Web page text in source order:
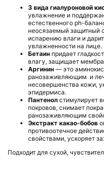
3 вида гиалуроновой
увлажнение и
естественного ph-
неосязаемый защитный
испарению влаги и
увлажненности на лице.
Бетаин придает
влагу, защищает
Аргинин — это
ранозаживляющим и
несовершенства кожи,
эпидермиса.
Пантенол стимулирует
покровов, снимает
ранозаживляющим
Экстракт какао-бобов
противоотечное
свойствами, ускоряет
Подходит для сухой,